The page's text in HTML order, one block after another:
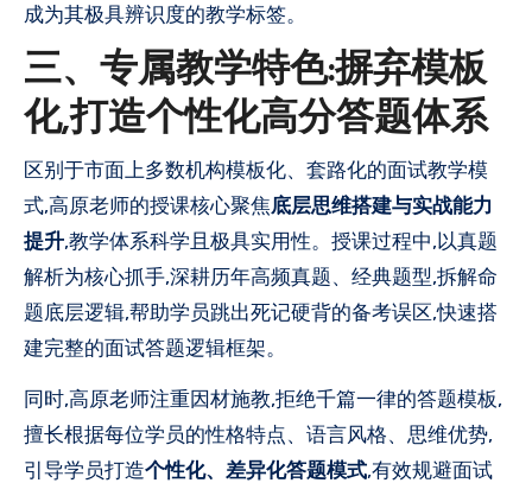
成为其极具辨识度的教学标签。
三、专属教学特色:摒弃模板
化,打造个性化高分答题体系
区别于市面上多数机构模板化、套路化的面试教学模
式,高原老师的授课核心聚焦底层思维搭建与实战能力
提升,教学体系科学且极具实用性。授课过程中,以真题
解析为核心抓手,深耕历年高频真题、经典题型,拆解命
题底层逻辑,帮助学员跳出死记硬背的备考误区,快速搭
建完整的面试答题逻辑框架。
同时,高原老师注重因材施教,拒绝千篇一律的答题模板,
擅长根据每位学员的性格特点、语言风格、思维优势,
引导学员打造个性化、差异化答题模式,有效规避面试